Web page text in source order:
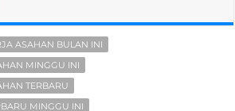
ASAHAN BULAN INI
MINGGU INI
TERBARU
MINGGU INI